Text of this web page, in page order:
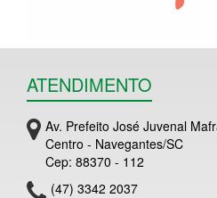
ATENDIMENTO
Av. Prefeito José Juvenal
Centro - Navegantes/SC
Cep: 88370 - 112
(47) 3342 2037